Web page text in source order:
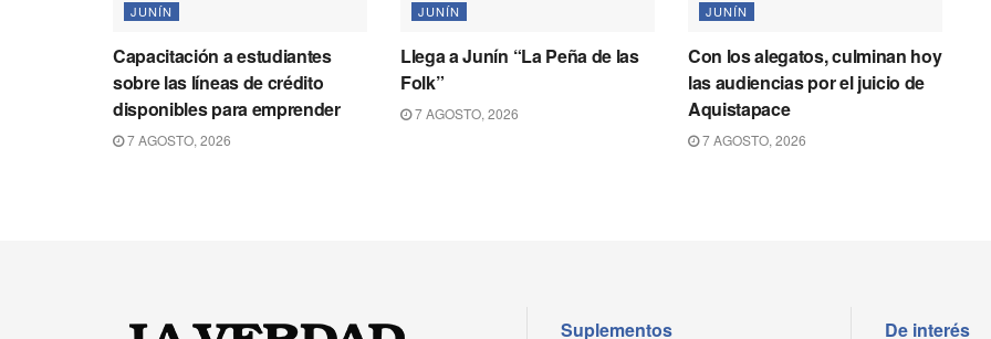
JUNÍN
Capacitación a estudiantes
sobre las líneas de crédito
disponibles para emprender
7 AGOSTO, 2026
JUNÍN
Llega a Junín “La Peña de las
Folk”
7 AGOSTO, 2026
JUNÍN
Con los alegatos, culminan hoy
las audiencias por el juicio de
Aquistapace
7 AGOSTO, 2026
Suplementos De interés